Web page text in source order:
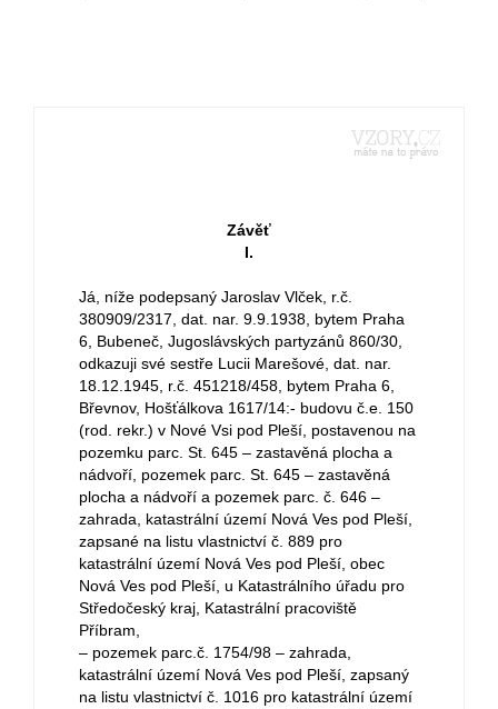
Závěť
I.
Já, níže podepsaný Jaroslav Vlček, r.č.
380909/2317, dat. nar. 9.9.1938, bytem Praha
6, Bubeneč, Jugoslávských partyzánů 860/30,
odkazuji své sestře Lucii Marešové, dat. nar.
18.12.1945, r.č. 451218/458, bytem Praha 6,
Břevnov, Hošťálkova 1617/14:- budovu č.e. 150
(rod. rekr.) v Nové Vsi pod Pleší, postavenou na
pozemku parc. St. 645 – zastavěná plocha a
nádvoří, pozemek parc. St. 645 – zastavěná
plocha a nádvoří a pozemek parc. č. 646 –
zahrada, katastrální území Nová Ves pod Pleší,
zapsané na listu vlastnictví č. 889 pro
katastrální území Nová Ves pod Pleší, obec
Nová Ves pod Pleší, u Katastrálního úřadu pro
Středočeský kraj, Katastrální pracoviště
Příbram,
– pozemek parc.č. 1754/98 – zahrada,
katastrální území Nová Ves pod Pleší, zapsaný
na listu vlastnictví č. 1016 pro katastrální území